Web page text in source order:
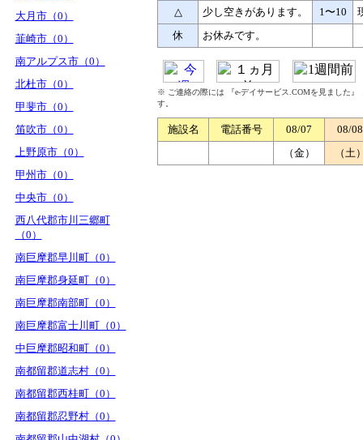
大月市（0）
韮崎市（0）
南アルプス市（0）
北杜市（0）
甲斐市（0）
笛吹市（0）
上野原市（0）
甲州市（0）
中央市（0）
西八代郡市川三郷町
（0）
南巨摩郡早川町（0）
南巨摩郡身延町（0）
南巨摩郡南部町（0）
南巨摩郡富士川町（0）
中巨摩郡昭和町（0）
南都留郡道志村（0）
南都留郡西桂町（0）
南都留郡忍野村（0）
△
少し空きがあります。 1〜10
休
お休みです。
※ ご連絡の際には 『e-デイサービス.COMを見ました
す。
施設名 電話番号 08/07
08/08
（金）
（土